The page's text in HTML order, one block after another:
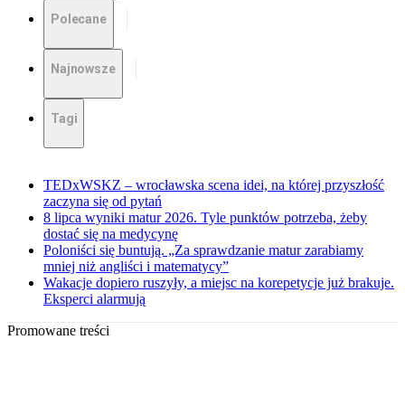
Polecane
Najnowsze
Tagi
TEDxWSKZ – wrocławska scena idei, na której przyszłość
zaczyna się od pytań
8 lipca wyniki matur 2026. Tyle punktów potrzeba, żeby
dostać się na medycynę
Poloniści się buntują. „Za sprawdzanie matur zarabiamy
mniej niż angliści i matematycy”
Wakacje dopiero ruszyły, a miejsc na korepetycje już brakuje.
Eksperci alarmują
Promowane treści